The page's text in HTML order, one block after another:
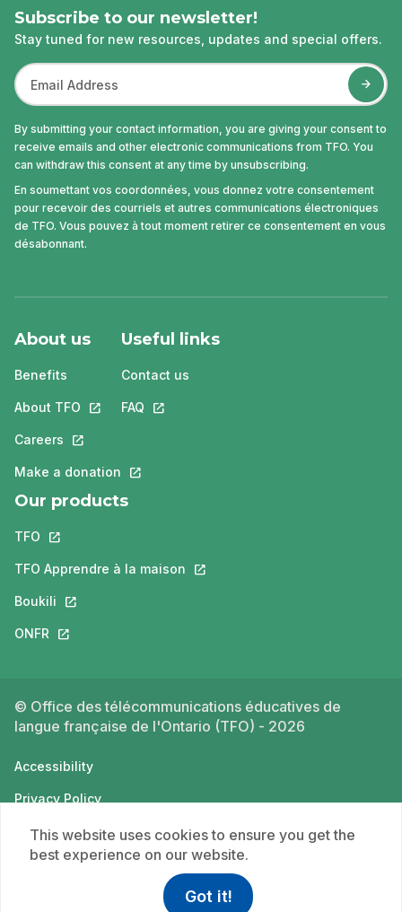
Subscribe to our newsletter!
Stay tuned for new resources, updates and special offers.
By submitting your contact information, you are giving your consent to
receive emails and other electronic communications from TFO. You
can withdraw this consent at any time by unsubscribing.
En soumettant vos coordonnées, vous donnez votre consentement
pour recevoir des courriels et autres communications électroniques
de TFO. Vous pouvez à tout moment retirer ce consentement en vous
désabonnant.
About us
Benefits
About TFO This link will open in a new tab.
Careers This link will open in a new tab.
Make a donation This link will open in a new tab.
Useful links
Contact us
FAQ This link will open in a new tab.
Our products
TFO This link will open in a new tab.
TFO Apprendre à la maison This link will open in a new tab.
Boukili This link will open in a new tab.
ONFR This link will open in a new tab.
© Office des télécommunications éducatives de
langue française de l'Ontario (TFO) - 2026
Accessibility
Privacy Policy
Terms of use
This website uses cookies to ensure you get the
best experience on our website.
Got it!